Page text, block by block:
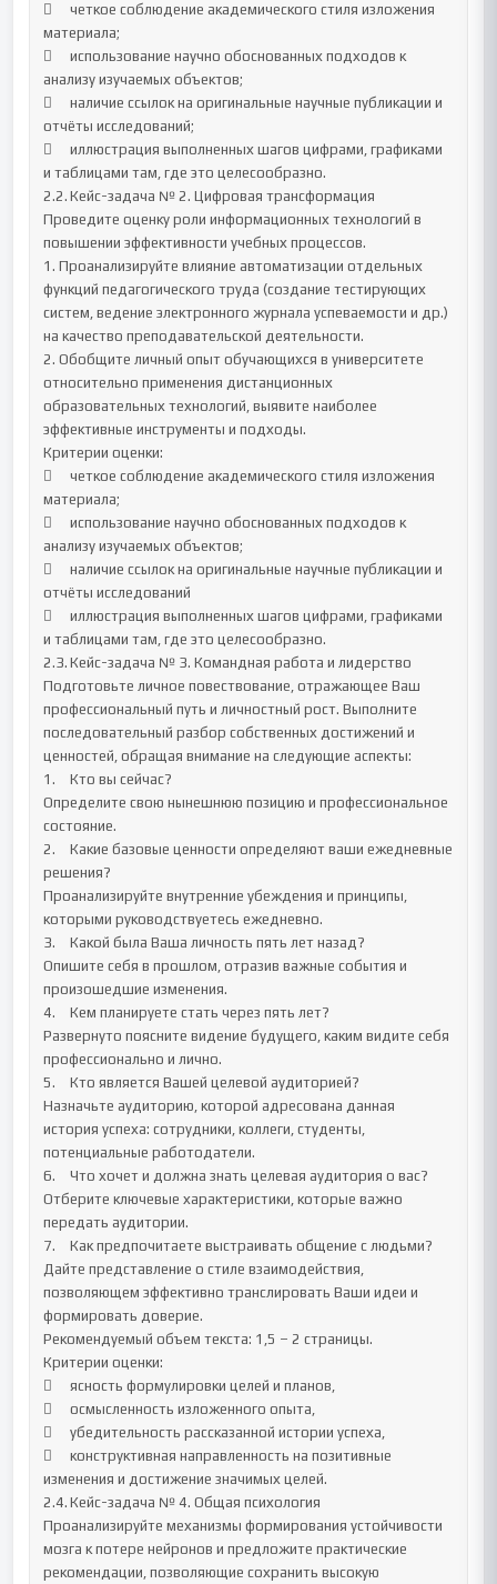
	четкое соблюдение академического стиля изложения
материала;
	использование научно обоснованных подходов к
анализу изучаемых объектов;
	наличие ссылок на оригинальные научные публикации и
отчёты исследований;
	иллюстрация выполненных шагов цифрами, графиками
и таблицами там, где это целесообразно.
2.2.	Кейс-задача № 2. Цифровая трансформация
Проведите оценку роли информационных технологий в
повышении эффективности учебных процессов.
1. Проанализируйте влияние автоматизации отдельных
функций педагогического труда (создание тестирующих
систем, ведение электронного журнала успеваемости и др.)
на качество преподавательской деятельности.
2. Обобщите личный опыт обучающихся в университете
относительно применения дистанционных
образовательных технологий, выявите наиболее
эффективные инструменты и подходы.
Критерии оценки:
	четкое соблюдение академического стиля изложения
материала;
	использование научно обоснованных подходов к
анализу изучаемых объектов;
	наличие ссылок на оригинальные научные публикации и
отчёты исследований
	иллюстрация выполненных шагов цифрами, графиками
и таблицами там, где это целесообразно.
2.3.	Кейс-задача № 3. Командная работа и лидерство
Подготовьте личное повествование, отражающее Ваш
профессиональный путь и личностный рост. Выполните
последовательный разбор собственных достижений и
ценностей, обращая внимание на следующие аспекты:
1.	Кто вы сейчас?
Определите свою нынешнюю позицию и профессиональное
состояние.
2.	Какие базовые ценности определяют ваши ежедневные
решения?
Проанализируйте внутренние убеждения и принципы,
которыми руководствуетесь ежедневно.
3.	Какой была Ваша личность пять лет назад?
Опишите себя в прошлом, отразив важные события и
произошедшие изменения.
4.	Кем планируете стать через пять лет?
Развернуто поясните видение будущего, каким видите себя
профессионально и лично.
5.	Кто является Вашей целевой аудиторией?
Назначьте аудиторию, которой адресована данная
история успеха: сотрудники, коллеги, студенты,
потенциальные работодатели.
6.	Что хочет и должна знать целевая аудитория о вас?
Отберите ключевые характеристики, которые важно
передать аудитории.
7.	Как предпочитаете выстраивать общение с людьми?
Дайте представление о стиле взаимодействия,
позволяющем эффективно транслировать Ваши идеи и
формировать доверие.
Рекомендуемый объем текста: 1,5 – 2 страницы.
Критерии оценки:
	ясность формулировки целей и планов,
	осмысленность изложенного опыта,
	убедительность рассказанной истории успеха,
	конструктивная направленность на позитивные
изменения и достижение значимых целей.
2.4.	Кейс-задача № 4. Общая психология
Проанализируйте механизмы формирования устойчивости
мозга к потере нейронов и предложите практические
рекомендации, позволяющие сохранить высокую